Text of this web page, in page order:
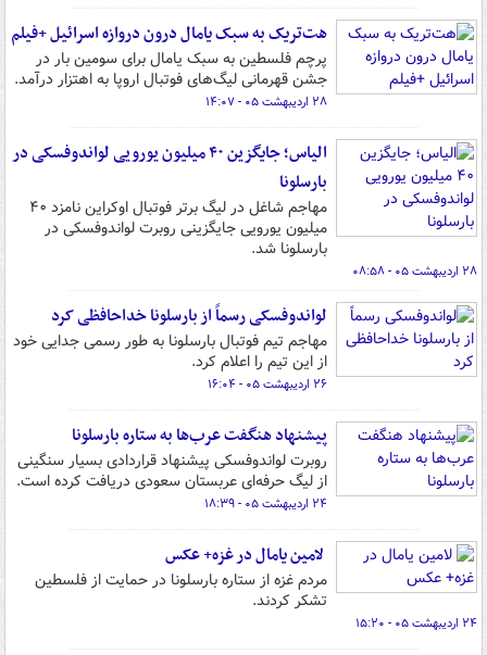
هت‌تریک به سبک یامال درون دروازه اسرائیل +فیلم
پرچم فلسطین به سبک یامال برای سومین بار در
جشن قهرمانی لیگ‌های فوتبال اروپا به اهتزار درآمد.
۲۸ اردیبهشت ۰۵ - ۱۴:۰۷
الیاس؛ جایگزین ۴۰ میلیون یورویی لواندوفسکی در
بارسلونا
مهاجم شاغل در لیگ برتر فوتبال اوکراین نامزد ۴۰
میلیون یورویی جایگزینی روبرت لواندوفسکی در
بارسلونا شد.
۲۸ اردیبهشت ۰۵ - ۰۸:۵۸
لواندوفسکی رسماً از بارسلونا خداحافظی کرد
مهاجم تیم فوتبال بارسلونا به طور رسمی جدایی خود
از این تیم را اعلام کرد.
۲۶ اردیبهشت ۰۵ - ۱۶:۰۴
پیشنهاد هنگفت عرب‌ها به ستاره بارسلونا
روبرت لواندوفسکی پیشنهاد قراردادی بسیار سنگینی
از لیگ حرفه‌ای عربستان سعودی دریافت کرده است.
۲۴ اردیبهشت ۰۵ - ۱۸:۳۹
لامین یامال در غزه+ عکس
مردم غزه از ستاره بارسلونا در حمایت از فلسطین
تشکر کردند.
۲۴ اردیبهشت ۰۵ - ۱۵:۲۰